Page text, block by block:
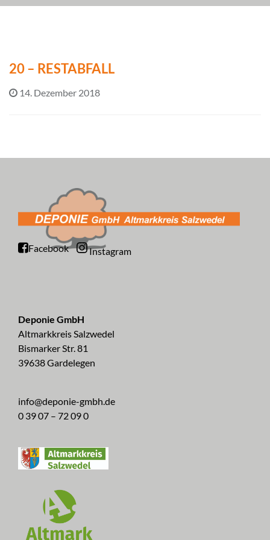
20 – RESTABFALL
14. Dezember 2018
Facebook Instagram
Deponie GmbH
Altmarkkreis Salzwedel
Bismarker Str. 81
39638 Gardelegen
info@deponie-gmbh.de
0 39 07 – 72 09 0